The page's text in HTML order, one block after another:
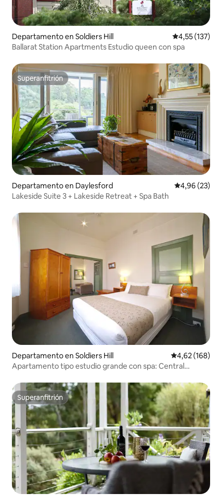
Departamento en Soldiers Hill Calificación
4,55 (137)
Ballarat Station Apartments Estudio queen con spa
Superanfitrión
Superanfitrión
Departamento en Daylesford Calificación
4,96 (23)
Lakeside Suite 3 + Lakeside Retreat + Spa Bath
Departamento en Soldiers Hill Calificación
4,62 (168)
Apartamento tipo estudio grande con spa: Central
Superanfitrión
Superanfitrión